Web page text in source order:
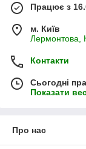
Працює з
м. Київ
Лермонтова,
Контакти
Сьогодні
Показати
Про нас